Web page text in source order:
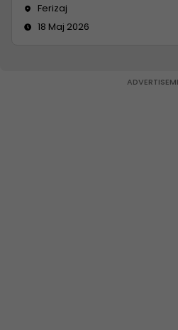
Ferizaj
18 Maj 2026